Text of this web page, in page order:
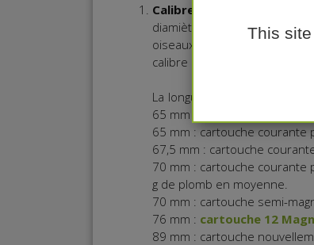
Calibre 12 :
diamiètre intérieur des
oiseaux et les lapins, ainsi
calibre 12 sont largement
La longueur de la cartouche
65 mm à 89 mm.
65 mm : cartouche courante
67,5 mm : cartouche
70 mm : cartouche courante
g de plomb en moyenne.
70 mm : cartouche semi-
76 mm : cartouche 12
89 mm : cartouche
This